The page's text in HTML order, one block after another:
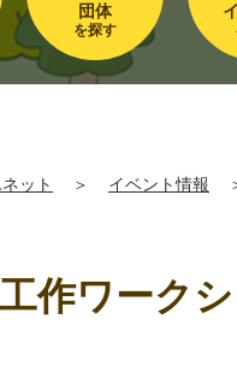
団体
を探す
ット ＞ イベント情報
作ワーク